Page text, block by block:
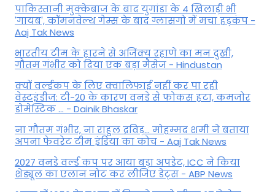
पाकिस्तानी मुक्केबाज के बाद युगांडा के 4 खिलाड़ी भी
'गायब', कॉमनवेल्थ गेम्स के बाद ग्लासगो में मचा हड़कंप -
Aaj Tak News
भारतीय टीम के हारने से अजिंक्य रहाणे का मन दुखी,
गौतम गंभीर को दिया एक बड़ा मैसेज - Hindustan
क्यों वर्ल्डकप के लिए क्वालिफाई नहीं कर पा रही
वेस्टइंडीज: टी-20 के कारण वनडे से फोकस हटा, कमजोर
डोमेस्टिक ... - Dainik Bhaskar
ना गौतम गंभीर, ना राहुल द्रव‍िड़... मोहम्मद शमी ने बताया
अपना फेवरेट टीम इंड‍िया का कोच - Aaj Tak News
2027 वनडे वर्ल्ड कप पर आया बड़ा अपडेट, ICC ने किया
शेड्यूल का एलान नोट कर लीजिए डेट्स - ABP News